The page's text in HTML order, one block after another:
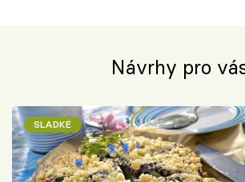
Návrhy pro
SLADKÉ